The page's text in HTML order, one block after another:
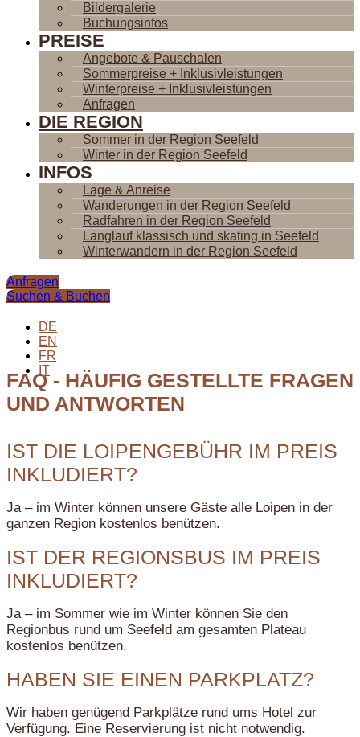
Bildergalerie
Buchungsinfos
PREISE
Angebote & Pauschalen
Sommerpreise + Inklusivleistungen
Winterpreise + Inklusivleistungen
Anfragen
DIE REGION
Sommer in der Region Seefeld
Winter in der Region Seefeld
INFOS
Lage & Anreise
Wanderungen in der Region Seefeld
Radfahren in der Region Seefeld
Langlauf klassisch und skating in Seefeld
Winterwandern in der Region Seefeld
Anfragen
Suchen & Buchen
DE
EN
FR
IT
FAQ - HÄUFIG GESTELLTE FRAGEN
UND ANTWORTEN
IST DIE LOIPENGEBÜHR IM PREIS
INKLUDIERT?
Ja – im Winter können unsere Gäste alle Loipen in der
ganzen Region kostenlos benützen.
IST DER REGIONSBUS IM PREIS
INKLUDIERT?
Ja – im Sommer wie im Winter können Sie den
Regionbus rund um Seefeld am gesamten Plateau
kostenlos benützen.
HABEN SIE EINEN PARKPLATZ?
Wir haben genügend Parkplätze rund ums Hotel zur
Verfügung. Eine Reservierung ist nicht notwendig.